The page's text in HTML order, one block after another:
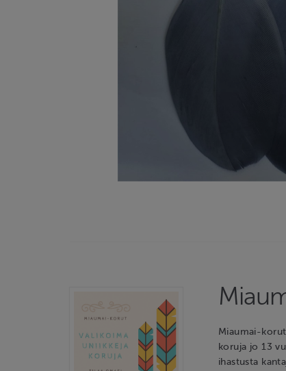
Miaumai-
koruja jo 13
ihastusta